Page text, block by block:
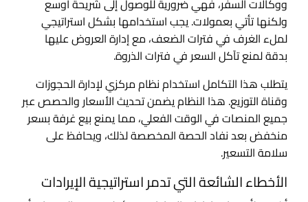
ولكنها تأتي بعمولات. يجب استخدامها بشكل استراتيجي
لملء الغرف في فترات الضعف، مع إدارة العروض عليها
بدقة لمنع تآكل السعر في فترات الذروة.
يتطلب هذا التكامل استخدام نظام مركزي لإدارة الحجوزات
وقناة التوزيع. هذا النظام يضمن تحديث الأسعار والحصص عبر
جميع المنصات في الوقت الفعلي، مما يمنع بيع غرفة بسعر
منخفض بعد نفاد الحصة المخصصة لذلك، ويحافظ على
سلامة التسعير.
الأخطاء الشائعة التي تدمر استراتيجية الإيرادات